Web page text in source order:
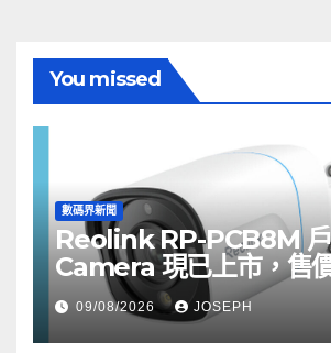
You missed
數碼界新聞
Reolink RP-PCB8M
Camera 現已上市，售
HK$722
09/08/2026 JOSEPH